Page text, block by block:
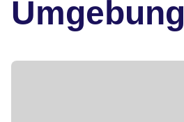
Umgebung